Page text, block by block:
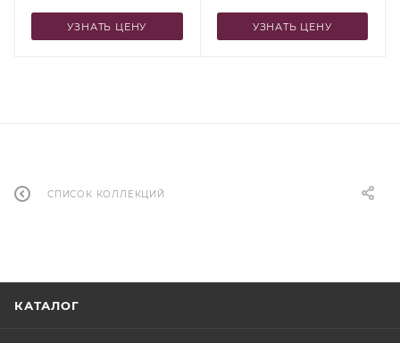
УЗНАТЬ ЦЕНУ УЗНАТЬ ЦЕНУ
СПИСОК КОЛЛЕКЦИЙ
КАТАЛОГ